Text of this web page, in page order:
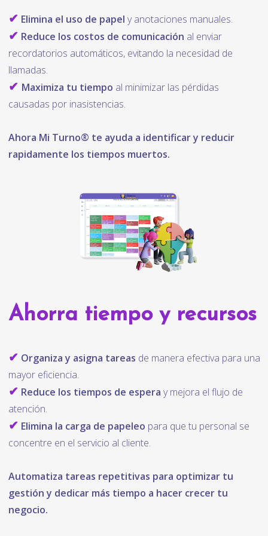
✔ Elimina el uso de papel y anotaciones manuales.
✔ Reduce los costos de comunicación al enviar
recordatorios automáticos, evitando la necesidad de
llamadas.
✔ Maximiza tu tiempo al minimizar las pérdidas
causadas por inasistencias.
Ahora Mi Turno® te ayuda a identificar y reducir
rapidamente los tiempos muertos.
Ahorra tiempo y recursos
✔ Organiza y asigna tareas de manera efectiva para una
mayor eficiencia.
✔ Reduce los tiempos de espera y mejora el flujo de
atención.
✔ Elimina la carga de papeleo para que tu personal se
concentre en el servicio al cliente.
Automatiza tareas repetitivas para optimizar tu
gestión y dedicar más tiempo a hacer crecer tu
negocio.